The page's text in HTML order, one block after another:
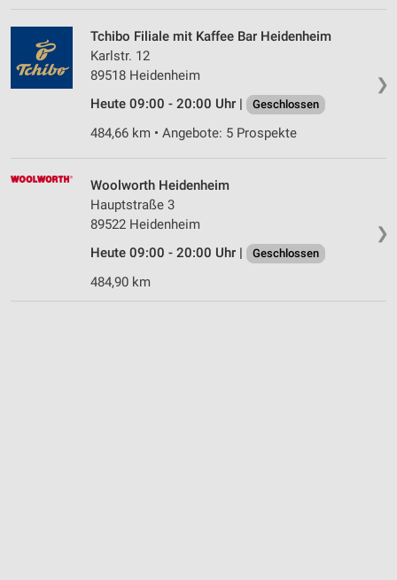
❯
Tchibo Filiale mit Kaffee Bar Heidenheim
Karlstr. 12
89518 Heidenheim
Heute 09:00 - 20:00 Uhr |
Geschlossen
484,66 km • Angebote: 5 Prospekte
❯
Woolworth Heidenheim
Hauptstraße 3
89522 Heidenheim
Heute 09:00 - 20:00 Uhr |
Geschlossen
484,90 km